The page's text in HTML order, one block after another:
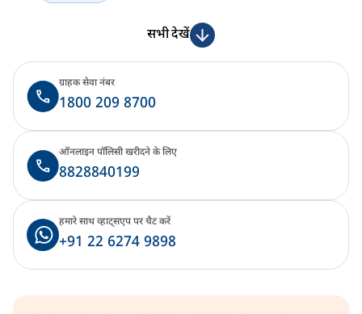
सभी देखें
1800 209 8700
ग्राहक सेवा नंबर
8828840199
ऑनलाइन पॉलिसी खरीदने के लिए
+91 22 6274 9898
हमारे साथ व्हाट्सएप पर चैट करें